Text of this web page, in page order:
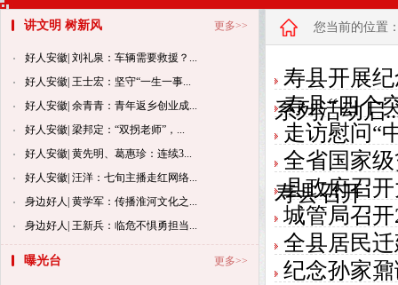
更多>>
讲文明 树新风
好人安徽| 刘礼泉：车辆需要救援？...
好人安徽| 王士宏：坚守“一生一事...
好人安徽| 余青青：青年返乡创业成...
好人安徽| 梁邦定：“双拐老师”，...
好人安徽| 黄先明、葛惠珍：连续3...
好人安徽| 汪洋：七旬主播走红网络...
身边好人| 黄学军：传播淮河文化之...
身边好人| 王新兵：临危不惧勇担当...
更多>>
曝光台
您当前的位置
寿县开展
系列活动启
寿县“四个
走访慰问“
全省国家
寿县召开
县政府召
城管局召
全县居民
纪念孙家